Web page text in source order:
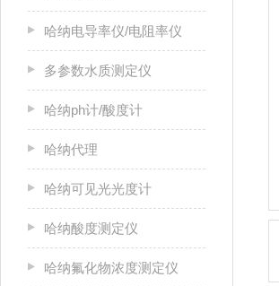
哈纳电导率仪/电阻率仪
多参数水质测定仪
哈纳ph计/酸度计
哈纳代理
哈纳可见光光度计
哈纳酸度测定仪
哈纳氟化物浓度测定仪